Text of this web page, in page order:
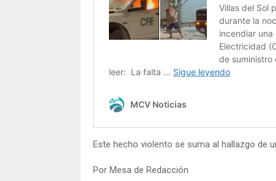
Este hecho violento se suma al hallazgo de
Por Mesa de Redacción